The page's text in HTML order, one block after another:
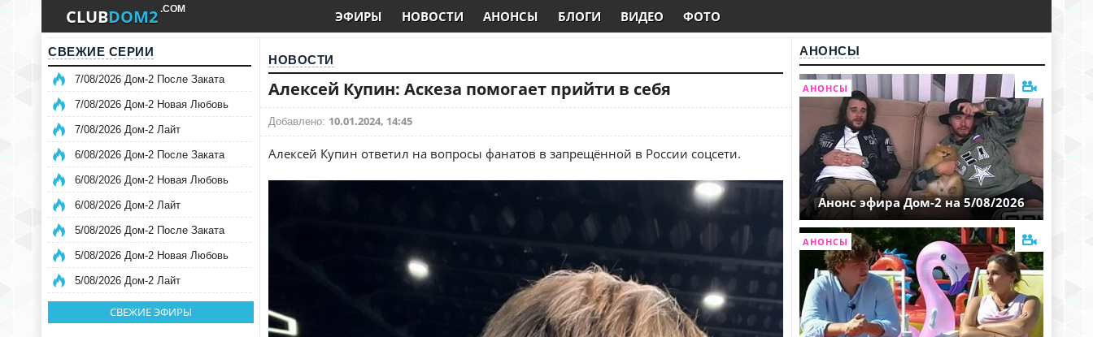
CLUBDOM2 .COM ЭФИРЫ НОВОСТИ АНОНСЫ БЛОГИ ВИДЕО ФОТО
СВЕЖИЕ СЕРИИ
7/08/2026 Дом-2 После Заката
7/08/2026 Дом-2 Новая Любовь
7/08/2026 Дом-2 Лайт
6/08/2026 Дом-2 После Заката
6/08/2026 Дом-2 Новая Любовь
6/08/2026 Дом-2 Лайт
5/08/2026 Дом-2 После Заката
5/08/2026 Дом-2 Новая Любовь
5/08/2026 Дом-2 Лайт
СВЕЖИЕ ЭФИРЫ
НОВОСТИ
Алексей Купин: Аскеза помогает прийти в себя
Добавлено: 10.01.2024, 14:45
Алексей Купин ответил на вопросы фанатов в запрещённой в России соцсети.
АНОНСЫ
АНОНСЫ
Анонс эфира Дом-2 на 5/08/2026
АНОНСЫ